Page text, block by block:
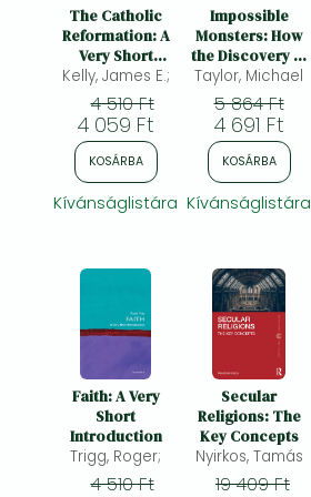
Frieren manga
Bleach manga
One-Punch Man manga
The Catholic
Reformation: A
Very Short
Introduction
Kelly, James E.;
4 510 Ft
4 059 Ft
KOSÁRBA
Kívánságlistára
Impossible
Monsters: How
the Discovery of
Dinosaurs
Changed the
World
Taylor, Michael
5 864 Ft
4 691 Ft
KOSÁRBA
Kívánságlistára
Faith: A Very
Short
Introduction
Trigg, Roger;
4 510 Ft
Secular
Religions: The
Key Concepts
Nyirkos, Tamás
19 409 Ft